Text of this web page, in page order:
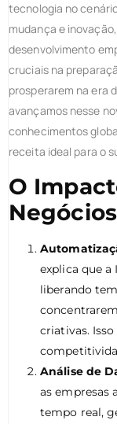
tecnologia no
mudança e
desenvolvimento
cruciais na
prosperarem na era
avançamos nesse
conhecimentos
receita ideal para o
O
Negócios
explica que
liberando
criativas.
Análise de
as empresas
tempo real,